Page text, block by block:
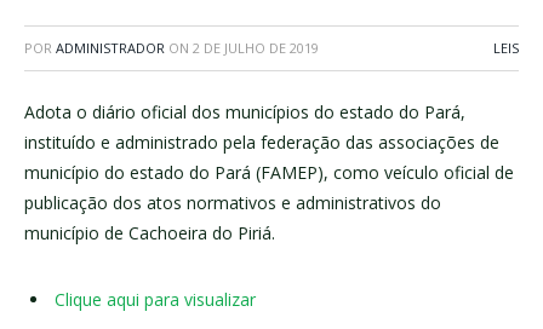
POR ADMINISTRADOR ON 2 DE JULHO DE 2019 LEIS
Adota o diário oficial dos municípios do estado do Pará,
instituído e administrado pela federação das associações de
município do estado do Pará (FAMEP), como veículo oficial de
publicação dos atos normativos e administrativos do
município de Cachoeira do Piriá.
Clique aqui para visualizar